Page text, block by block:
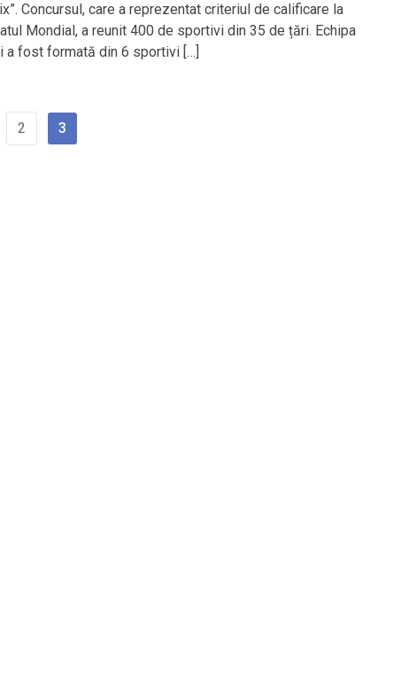
Concursul, care a reprezentat criteriul de calificare la
Mondial, a reunit 400 de sportivi din 35 de țări. Echipa
a fost formată din 6 sportivi […]
2 3